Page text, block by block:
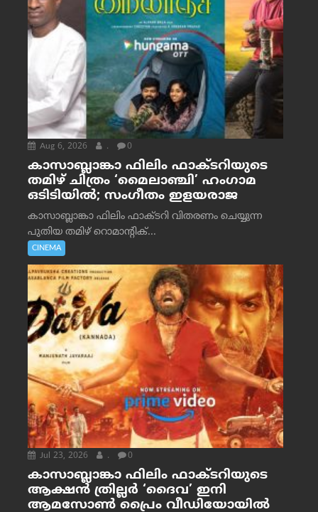
Aug 6, 2026 . 0
കാസാബ്ലാങ്കാ ഫിലിം ഫാക്ടറിയുടെ
തമിഴ് ചിത്രം ‘മൈലാഞ്ചി’ ഹംഗാമ
ഒടിടിയിൽ; സംഗീതം ഇളയരാജ
കാസാബ്ലാങ്കാ ഫിലിം ഫാക്ടറി വിതരണം ചെയ്യുന്ന
പുതിയ തമിഴ് റൊമാന്റിക്...
CINEMA
Jul 23, 2026 . 0
കാസാബ്ലാങ്കാ ഫിലിം ഫാക്ടറിയുടെ
ആക്ഷൻ ത്രില്ലർ ‘ദൈവ’ ഇനി
ആമസോൺ പ്രൈം വീഡിയോയിൽ